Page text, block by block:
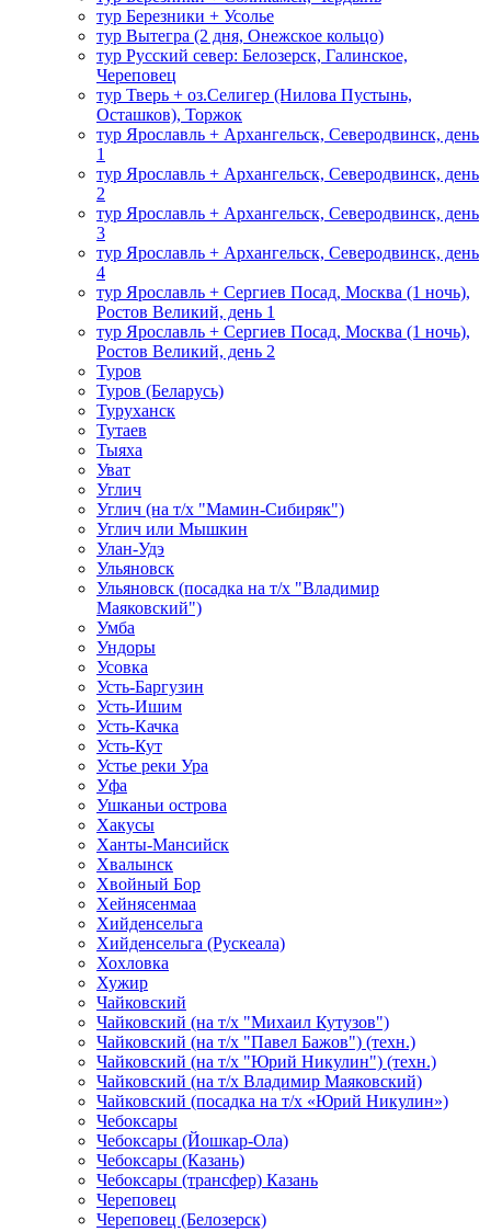
тур Березники + Усолье
тур Вытегра (2 дня, Онежское кольцо)
тур Русский север: Белозерск, Галинское,
Череповец
тур Тверь + оз.Селигер (Нилова Пустынь,
Осташков), Торжок
тур Ярославль + Архангельск, Северодвинск, день
1
тур Ярославль + Архангельск, Северодвинск, день
2
тур Ярославль + Архангельск, Северодвинск, день
3
тур Ярославль + Архангельск, Северодвинск, день
4
тур Ярославль + Сергиев Посад, Москва (1 ночь),
Ростов Великий, день 1
тур Ярославль + Сергиев Посад, Москва (1 ночь),
Ростов Великий, день 2
Туров
Туров (Беларусь)
Туруханск
Тутаев
Тыяха
Уват
Углич
Углич (на т/х "Мамин-Сибиряк")
Углич или Мышкин
Улан-Удэ
Ульяновск
Ульяновск (посадка на т/х "Владимир
Маяковский")
Умба
Ундоры
Усовка
Усть-Баргузин
Усть-Ишим
Усть-Качка
Усть-Кут
Устье реки Ура
Уфа
Ушканьи острова
Хакусы
Ханты-Мансийск
Хвалынск
Хвойный Бор
Хейнясенмаа
Хийденсельга
Хийденсельга (Рускеала)
Хохловка
Хужир
Чайковский
Чайковский (на т/х "Михаил Кутузов")
Чайковский (на т/х "Павел Бажов") (техн.)
Чайковский (на т/х "Юрий Никулин") (техн.)
Чайковский (на т/х Владимир Маяковский)
Чайковский (посадка на т/х «Юрий Никулин»)
Чебоксары
Чебоксары (Йошкар-Ола)
Чебоксары (Казань)
Чебоксары (трансфер) Казань
Череповец
Череповец (Белозерск)